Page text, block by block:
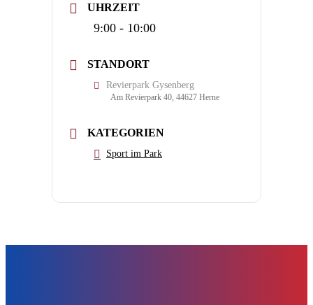
UHRZEIT
9:00 - 10:00
STANDORT
Revierpark Gysenberg
Am Revierpark 40, 44627 Herne
KATEGORIEN
Sport im Park